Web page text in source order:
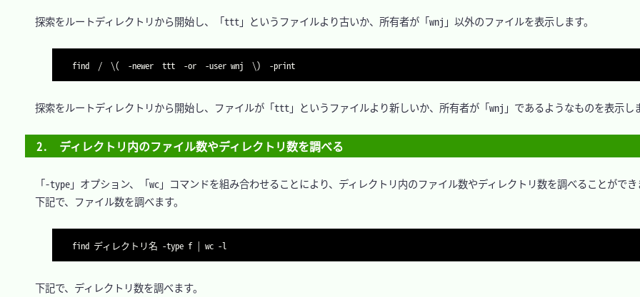
探索をルートディレクトリから開始し、「ttt」というファイルより古いか、所有者が「wnj」以外のファイルを表示します。
find  /  \(  -newer  ttt  -or  -user wnj  \)  -print
探索をルートディレクトリから開始し、ファイルが「ttt」というファイルより新しいか、所有者が「wnj」であるようなものを表示し
2.　ディレクトリ内のファイル数やディレクトリ数を調べる
「-type」オプション、「wc」コマンドを組み合わせることにより、ディレクトリ内のファイル数やディレクトリ数を調べることができ
下記で、ファイル数を調べます。
find ディレクトリ名 -type f | wc -l
下記で、ディレクトリ数を調べます。